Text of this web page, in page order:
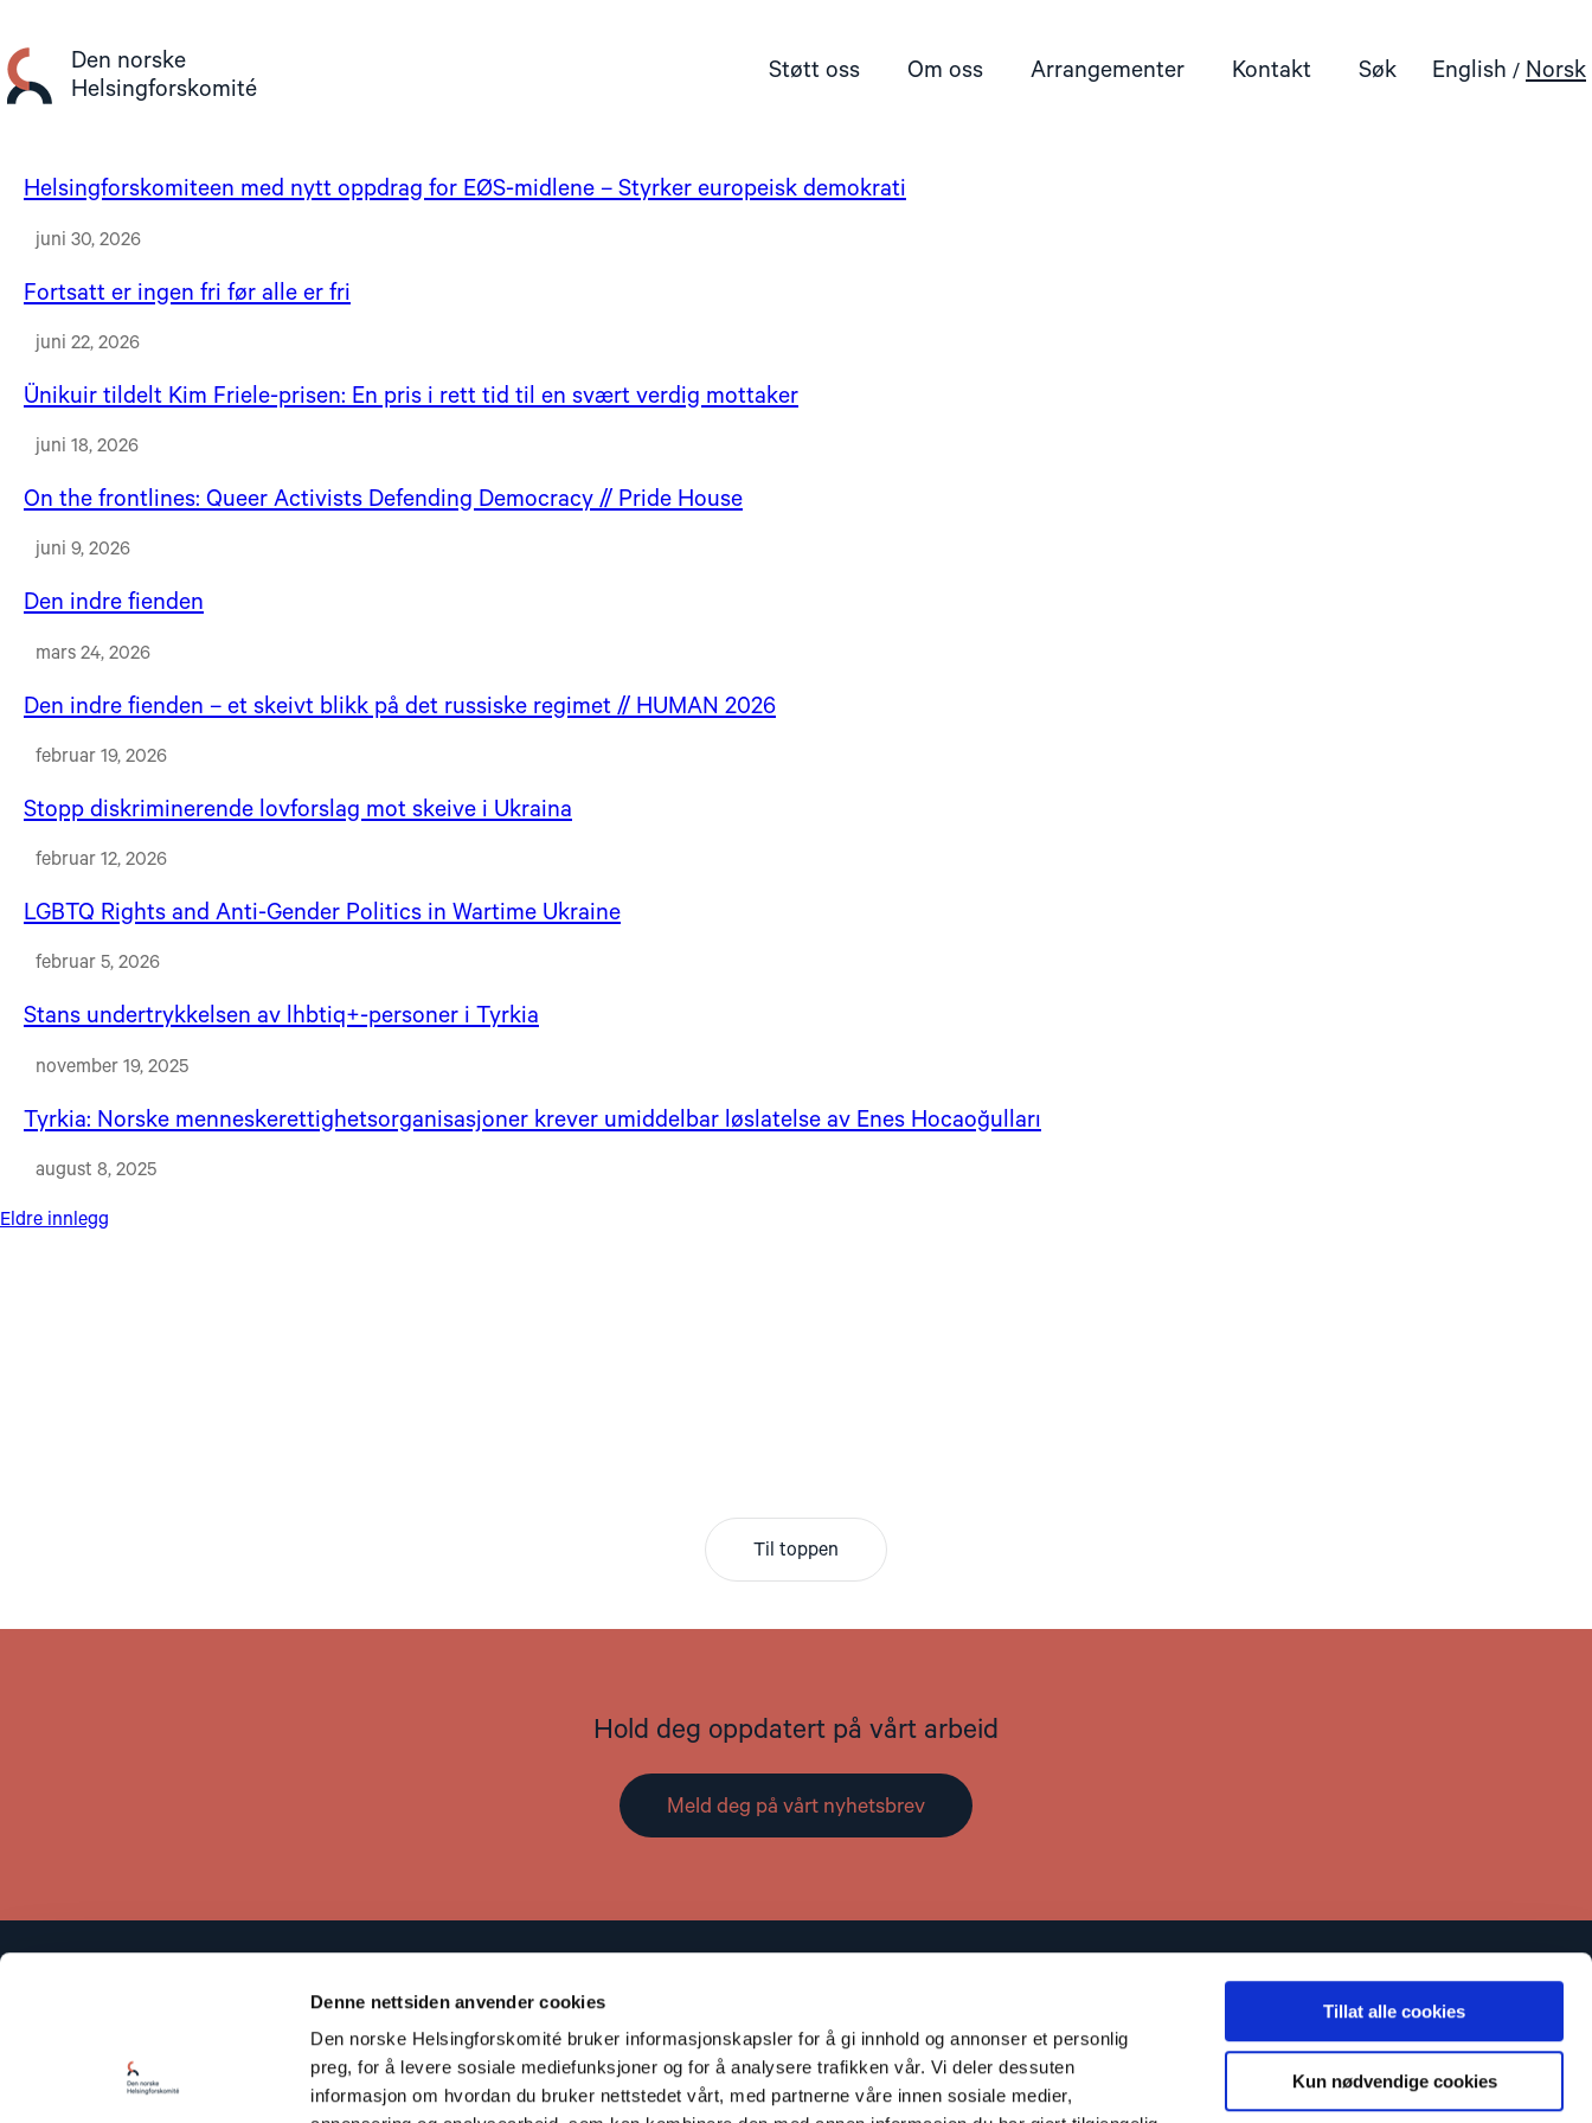
Denne nettsiden anvender cookies
Den norske Helsingforskomité bruker informasjonskapsler for å gi innhold og annonser et personlig
preg, for å levere sosiale mediefunksjoner og for å analysere trafikken vår. Vi deler dessuten
informasjon om hvordan du bruker nettstedet vårt, med partnerne våre innen sosiale medier,
Tillat alle cookies
Kun nødvendige cookies
innhold
Den norske
Helsingforskomité
Støtt oss Om oss Arrangementer Kontakt Søk English Norsk
Helsingforskomiteen med nytt oppdrag for EØS-midlene – Styrker europeisk demokrati
juni 30, 2026
Fortsatt er ingen fri før alle er fri
juni 22, 2026
Ünikuir tildelt Kim Friele-prisen: En pris i rett tid til en svært verdig mottaker
juni 18, 2026
On the frontlines: Queer Activists Defending Democracy // Pride House
juni 9, 2026
Den indre fienden
mars 24, 2026
Den indre fienden – et skeivt blikk på det russiske regimet // HUMAN 2026
februar 19, 2026
Stopp diskriminerende lovforslag mot skeive i Ukraina
februar 12, 2026
LGBTQ Rights and Anti-Gender Politics in Wartime Ukraine
februar 5, 2026
Stans undertrykkelsen av lhbtiq+-personer i Tyrkia
november 19, 2025
Tyrkia: Norske menneskerettighetsorganisasjoner krever umiddelbar løslatelse av Enes Hocaoğulları
august 8, 2025
Innleggnavigasjon
Eldre innlegg
Til toppen
Hold deg oppdatert på vårt arbeid
Meld deg på vårt nyhetsbrev
Helsingforserklæringen som fastslår at respekt for
menneskerettighetene er avgjørende for å bevare fred og
samarbeid mellom statene.
Adresse: St. Olavs gate 25, 0166 OSLO
Post: Postboks 357 Sentrum, 0101 OSLO
Telefon: +47 953 32 235
Kontakt
Støtt oss
Varsling om kritikkverdige forhold